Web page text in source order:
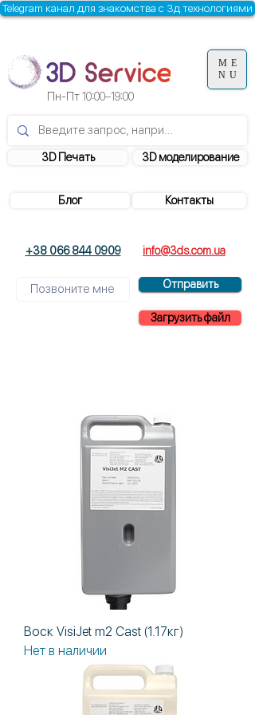
3D моделирование
Контакты
3D Печать
+38 066 844 0909 info@3ds.com.ua
Отправить
Загрузить файл
Блог
Пн-Пт10:00–19:00
Telegram канал для знакомства с 3д технологиями
ME
NU
Воск VisiJet m2 Сast (1.17кг)
Нет в наличии